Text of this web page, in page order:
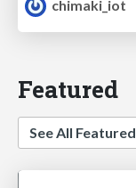
chimaki_iot
Featured
See All Featured